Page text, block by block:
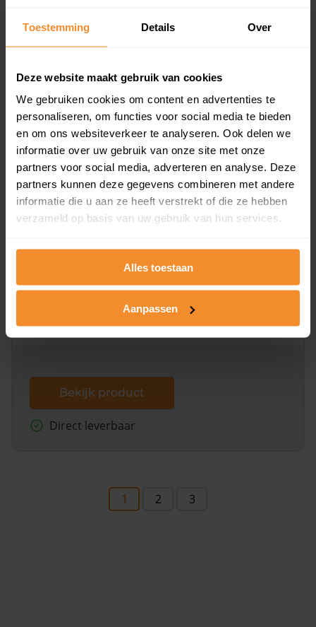
Toestemming Details Over
Deze website maakt gebruik van cookies
We gebruiken cookies om content en advertenties te
personaliseren, om functies voor social media te bieden
en om ons websiteverkeer te analyseren. Ook delen we
informatie over uw gebruik van onze site met onze
partners voor social media, adverteren en analyse. Deze
partners kunnen deze gegevens combineren met andere
informatie die u aan ze heeft verstrekt of die ze hebben
verzameld op basis van uw gebruik van hun services.
Alles toestaan
Aanpassen
en koopdatum) binnen een postcodegebied. Dit
koopsommen.
Bekijk product
Direct leverbaar
Kadastrale kaart pakket
Alleen globale ligging perceel
omliggende percelen met de kadastrale erfgrenzen,
Bekijk product
Direct leverbaar
1 2 3